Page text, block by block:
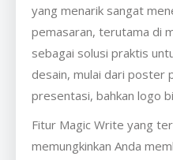
yang menarik sangat
pemasaran, terutama di
sebagai solusi praktis
desain, mulai dari poster
presentasi, bahkan logo
Fitur Magic Write yang
memungkinkan Anda